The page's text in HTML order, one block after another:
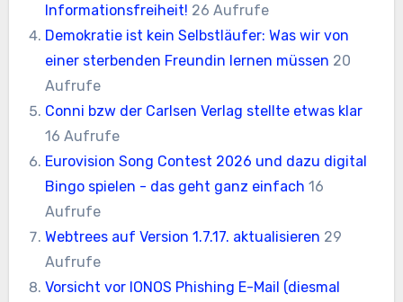
Informationsfreiheit! 26 Aufrufe
Demokratie ist kein Selbstläufer: Was wir von
einer sterbenden Freundin lernen müssen 20
Aufrufe
Conni bzw der Carlsen Verlag stellte etwas klar
16 Aufrufe
Eurovision Song Contest 2026 und dazu digital
Bingo spielen - das geht ganz einfach 16
Aufrufe
Webtrees auf Version 1.7.17. aktualisieren 29
Aufrufe
Vorsicht vor IONOS Phishing E-Mail (diesmal